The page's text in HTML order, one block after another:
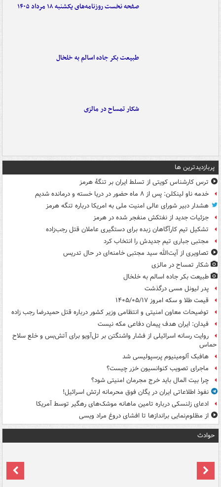
صفحه نخست روزنامه‌های یکشنبه ۱۸ مرداد ۱۴۰۵
طبیعت بکر جاده اسالم به خلخال
شکار تمساح در مالزی
پربازدیدترین ها
ترس کارشناس کویتی از تسلط ایران بر تنگۀ هرمز
خدمه ناو لینکلن: پس از ۸ ماه حضور در دریا خسته و درمانده‌ شدیم
هشدار دبیر شورای عالی امنیت ملی به امریکا درباره تنگه هرمز
جزئیات جدید از نفتکش منفجر شده در هرمز
تشکیل تیم کارآگاهان زبده برای دستگیری عاملان قتل رجب‌زاده
مجتبی جباری تیم جدیدش را انتخاب کرد
تصاویری از آیت‌الله سید مجتبی خامنه‌ای در حال تدریس
شکار تمساح در مالزی
طبیعت بکر جاده اسالم به خلخال
پدر لیونل مسی درگذشت
قیمت طلا و سکه امروز ۱۴۰۵/۰۵/۱۷
توضیحات معاون امنیتی و انتظامی وزیر کشور درباره قتل حمیدرضا رجب زاده
فیدان: ایران هدف پیمان دفاعی مکه نیست
روایت رسانه اسرائیلی از فشار واشنگتن بر تل‌آویو برای آتش‌بس و خلع سلاح
حماس
هافبک آلومینیوم پرسپولیسی شد
ماجرای تصویب کنوانسیون خزر چیست؟
چرا بیت المال باید خرج مجرمان امنیتی شود؟
نفوذ اطلاعاتی ایران در یگان فوق محرمانه ارتش اسرائیل!
ادعای زلنسکی درباره تامین ماهانه موشک‌های رهگیر توسط آمریکا
از مظلوم‌نمایی براندازها تا افشای دروغ مراد ویسی
حوادث